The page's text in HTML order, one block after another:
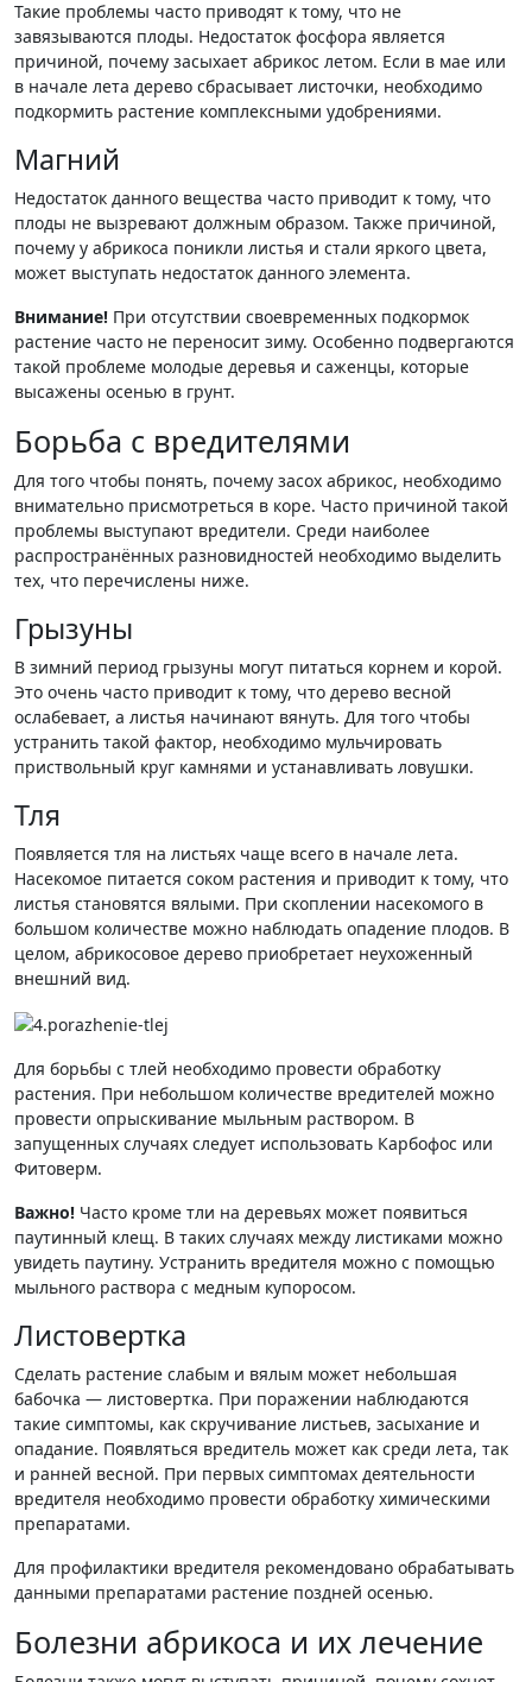
Такие проблемы часто приводят к тому, что не
завязываются плоды. Недостаток фосфора является
причиной, почему засыхает абрикос летом. Если в мае или
в начале лета дерево сбрасывает листочки, необходимо
подкормить растение комплексными удобрениями.
Магний
Недостаток данного вещества часто приводит к тому, что
плоды не вызревают должным образом. Также причиной,
почему у абрикоса поникли листья и стали яркого цвета,
может выступать недостаток данного элемента.
Внимание! При отсутствии своевременных подкормок
растение часто не переносит зиму. Особенно подвергаются
такой проблеме молодые деревья и саженцы, которые
высажены осенью в грунт.
Борьба с вредителями
Для того чтобы понять, почему засох абрикос, необходимо
внимательно присмотреться в коре. Часто причиной такой
проблемы выступают вредители. Среди наиболее
распространённых разновидностей необходимо выделить
тех, что перечислены ниже.
Грызуны
В зимний период грызуны могут питаться корнем и корой.
Это очень часто приводит к тому, что дерево весной
ослабевает, а листья начинают вянуть. Для того чтобы
устранить такой фактор, необходимо мульчировать
приствольный круг камнями и устанавливать ловушки.
Тля
Появляется тля на листьях чаще всего в начале лета.
Насекомое питается соком растения и приводит к тому, что
листья становятся вялыми. При скоплении насекомого в
большом количестве можно наблюдать опадение плодов. В
целом, абрикосовое дерево приобретает неухоженный
внешний вид.
Для борьбы с тлей необходимо провести обработку
растения. При небольшом количестве вредителей можно
провести опрыскивание мыльным раствором. В
запущенных случаях следует использовать Карбофос или
Фитоверм.
Важно! Часто кроме тли на деревьях может появиться
паутинный клещ. В таких случаях между листиками можно
увидеть паутину. Устранить вредителя можно с помощью
мыльного раствора с медным купоросом.
Листовертка
Сделать растение слабым и вялым может небольшая
бабочка — листовертка. При поражении наблюдаются
такие симптомы, как скручивание листьев, засыхание и
опадание. Появляться вредитель может как среди лета, так
и ранней весной. При первых симптомах деятельности
вредителя необходимо провести обработку химическими
препаратами.
Для профилактики вредителя рекомендовано обрабатывать
данными препаратами растение поздней осенью.
Болезни абрикоса и их лечение